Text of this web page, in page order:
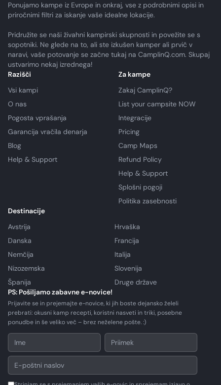
Ponujamo kampe iz Evrope in onkraj, vse z podrobnimi opisi in
priročnimi filtri za iskanje vaše idealne lokacije.
Pridružite se naši živahni kampirski skupnosti in povežite se s
sopotniki. Ne glede na to, ali ste izkušen kamper ali prvič v
naravi, vaše potovanje se začne tukaj na CamplinQ.com. Skupaj
ustvarimo nekaj izrednega!
Razišči
Vsi kampi
O nas
Pogosta vprašanja
Garancija vračila denarja
Blog
Help & Support
Za kampe
Zakaj CamplinQ?
List your campsite NOW
Integracije
Pricing
Camp Maps
Refund Policy
Help & Support
Splošni pogoji
Politika zasebnosti
Destinacije
Avstrija
Hrvaška
Danska
Francija
Nemčija
Italija
Nizozemska
Slovenija
Španija
Druge države
PS: Pošiljamo zabavne e-novice!
Prijavite se in prejemajte e-novice, ki jih boste dejansko želeli
prebrati: okusni kamp recepti, koristni nasveti in triki, posebne
ponudbe in še veliko več – brez neželene pošte. :)